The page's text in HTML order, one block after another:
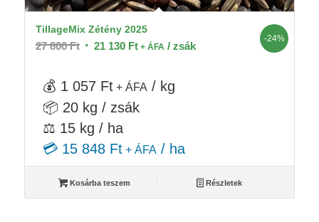
TillageMix Zétény 2025
27 800Ft Original
27
800 Ft.
21 130 FtCurrent
21
130 Ft.
+ ÁFA / zsák
-24%
💰 1 057 Ft+ ÁFA / kg
📦 20 kg / zsák
⚖️ 15 kg / ha
💳 15 848 Ft+ ÁFA/ ha
Kosárba teszem Részletek